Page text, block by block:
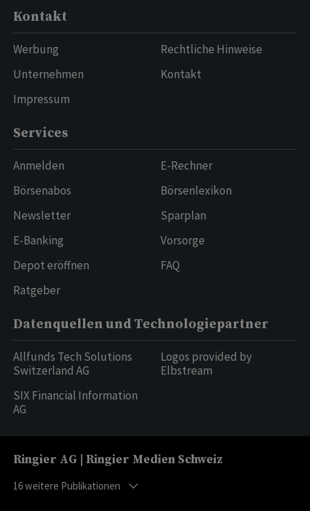
Kontakt
Werbung
Unternehmen
Impressum
Rechtliche Hinweise
Kontakt
Services
Anmelden
Börsenabos
Newsletter
E-Banking
Depot eröffnen
Ratgeber
E-Rechner
Börsenlexikon
Sparplan
Vorsorge
FAQ
Datenquellen und Technologiepartner
Allfunds Tech Solutions
Switzerland AG
SIX Financial Information
AG
Logos provided by
Elbstream
Ringier AG | Ringier Medien Schweiz
16weitere Publikationen